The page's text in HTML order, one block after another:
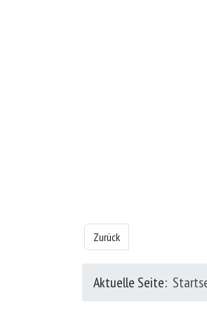
Vorheriger Beitrag: Das 2
Zurück
Aktuelle Seite: